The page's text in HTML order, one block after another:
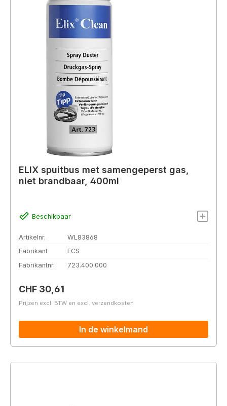
ELIX spuitbus met samengeperst gas,
niet brandbaar, 400ml
Beschikbaar
Artikelnr.
WL83868
Fabrikant
ECS
Fabrikantnr.
723.400.000
Normale prijs:
CHF 30,61
Prijzen excl. BTW en excl. verzendkosten
In de winkelmand